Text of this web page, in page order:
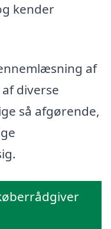
kender
af
diverse
så afgørende,